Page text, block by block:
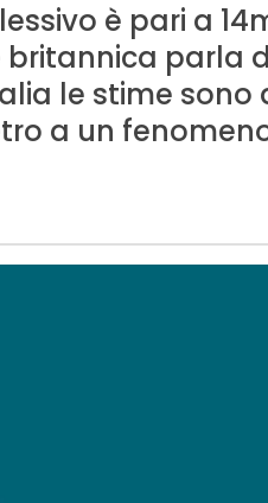
è pari a
britannica parla
le stime
a un